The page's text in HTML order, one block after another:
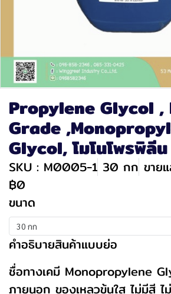
Propylene Glycol ,
Grade
Glycol, โมโนโพรพิลี
SKU : M0005-1 30 กก ขาย
฿0
ขนาด
30 กก
คำอธิบายสินค้าแบบย่อ
ชื่อทางเคมี Monopropylene
ภายนอก ของเหลวข้นใส ไม่มีสี ไ